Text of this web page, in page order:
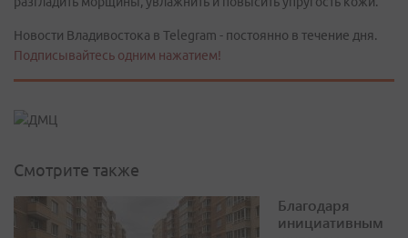
Новости Владивостока в Telegram - постоянно в течение дня.
Подписывайтесь одним нажатием!
Смотрите также
Благодаря
инициативным